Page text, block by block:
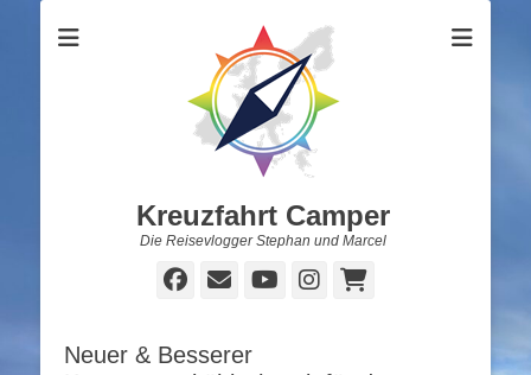
Kreuzfahrt Camper
Die Reisevlogger Stephan und Marcel
Facebook
E-
YouTube
Instagram
Warenkorb
Neuer & Besserer